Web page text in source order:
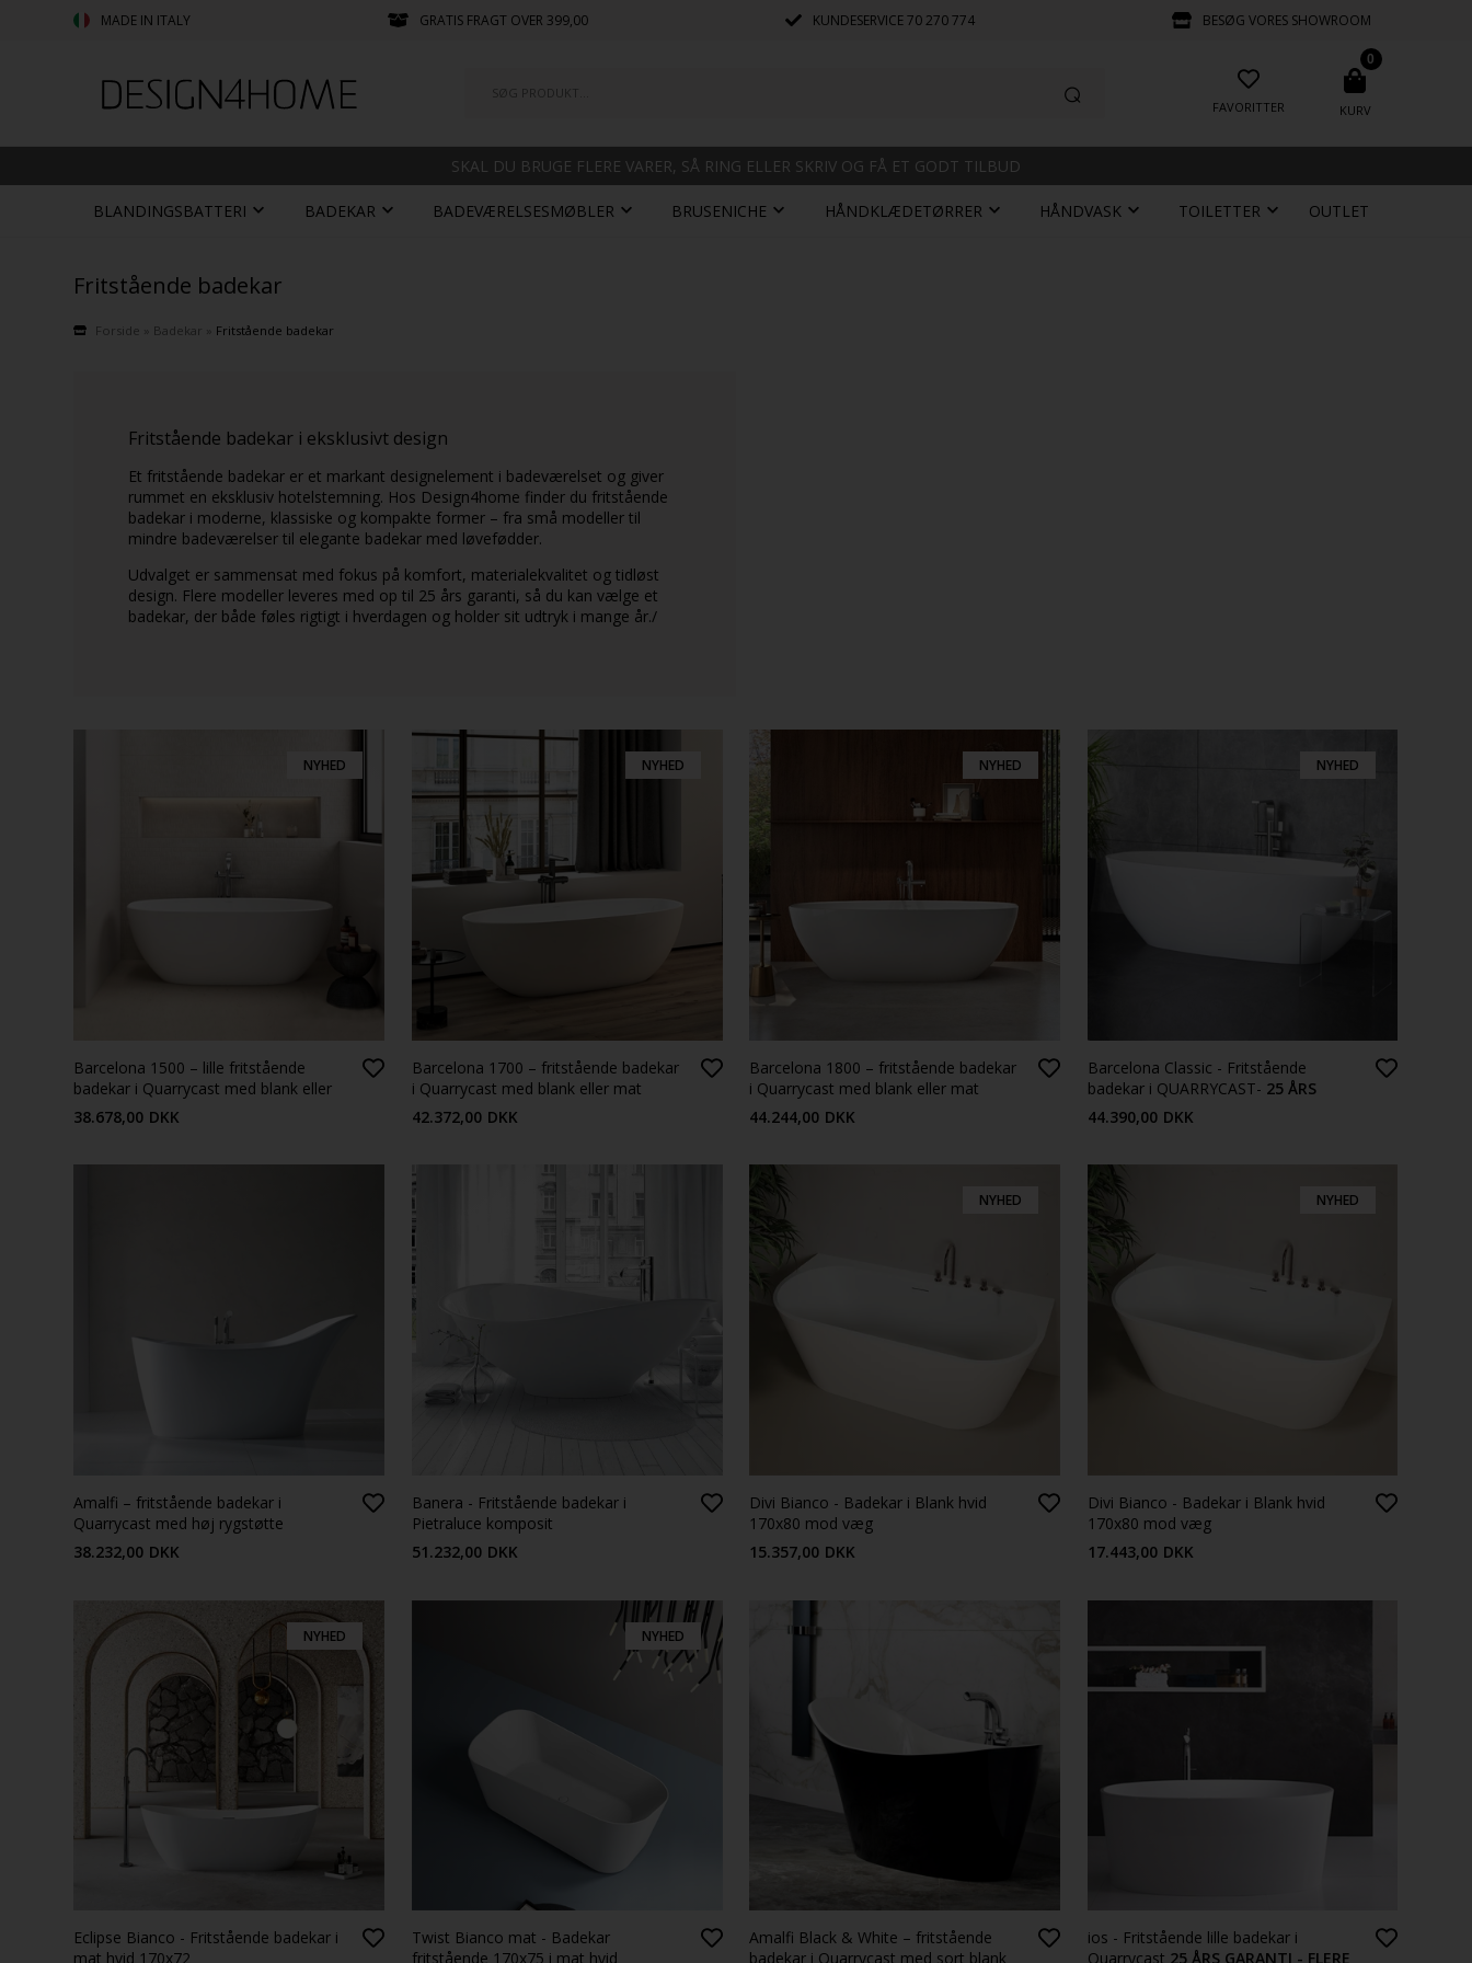
MADE IN ITALY GRATIS FRAGT OVER 399,00 KUNDESERVICE70 270 774 BESØG VORES SHOWROOM
FAVORITTER
0
KURV
SKAL DU BRUGE FLERE VARER, SÅ RING ELLER SKRIV OG FÅ ET GODT TILBUD
BLANDINGSBATTERI BADEKAR BADEVÆRELSESMØBLER BRUSENICHE HÅNDKLÆDETØRRER HÅNDVASK TOILETTER OUTLET
Fritstående badekar
Forside Badekar Fritstående badekar
Fritstående badekar i eksklusivt design
Et fritstående badekar er et markant designelement i badeværelset og giver
rummet en eksklusiv hotelstemning. Hos Design4home finder du fritstående
badekar i moderne, klassiske og kompakte former – fra små modeller til
mindre badeværelser til elegante badekar med løvefødder.
Udvalget er sammensat med fokus på komfort, materialekvalitet og tidløst
design. Flere modeller leveres med op til 25 års garanti, så du kan vælge et
badekar, der både føles rigtigt i hverdagen og holder sit udtryk i mange år./
NYHED
Barcelona 1500 – lille fritstående
badekar i Quarrycast med blank eller
mat overflade
38.678,00 DKK
NYHED
Barcelona 1700 – fritstående badekar
i Quarrycast med blank eller mat
overflade
42.372,00 DKK
NYHED
Barcelona 1800 – fritstående badekar
i Quarrycast med blank eller mat
overflade
44.244,00 DKK
NYHED
Barcelona Classic - Fritstående
badekar i QUARRYCAST- 25 ÅRS
GARANTI - FLERE FARVER
44.390,00 DKK
Amalfi – fritstående badekar i
Quarrycast med høj rygstøtte
38.232,00 DKK
Banera - Fritstående badekar i
Pietraluce komposit
51.232,00 DKK
NYHED
Divi Bianco - Badekar i Blank hvid
170x80 mod væg
15.357,00 DKK
NYHED
Divi Bianco - Badekar i Blank hvid
170x80 mod væg
17.443,00 DKK
NYHED
Eclipse Bianco - Fritstående badekar i
mat hvid 170x72
NYHED
Twist Bianco mat - Badekar
fritstående 170x75 i mat hvid
Amalfi Black & White – fritstående
badekar i Quarrycast med sort blank
ios - Fritstående lille badekar i
Quarrycast 25 ÅRS GARANTI - FLERE